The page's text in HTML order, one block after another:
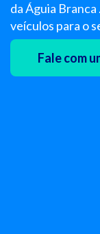
da Águia
veículos para o
Fale com